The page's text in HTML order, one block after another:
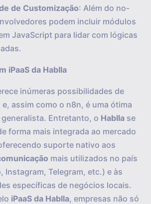
de Customização: Além do no-
podem incluir módulos
JavaScript para lidar com lógicas
iPaaS da Hablla
inúmeras possibilidades de
assim como o n8n, é uma ótima
Entretanto, o Hablla se
forma mais integrada ao mercado
suporte nativo aos
mais utilizados no país
Instagram, Telegram, etc.) e às
específicas de negócios locais.
iPaaS da Hablla, empresas não só